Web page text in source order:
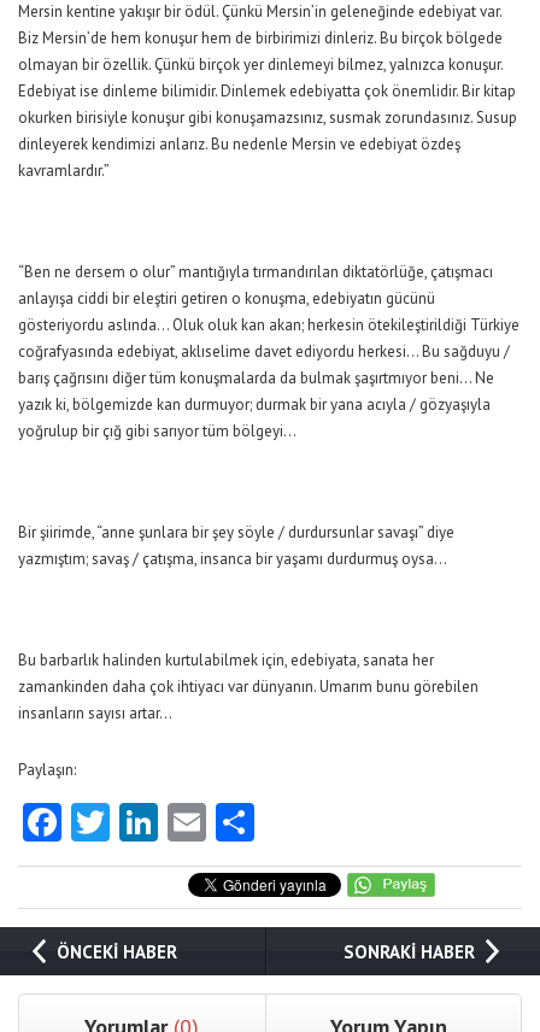
Mersin kentine yakışır bir ödül. Çünkü Mersin’in geleneğinde edebiyat var.
Biz Mersin’de hem konuşur hem de birbirimizi dinleriz. Bu birçok bölgede
olmayan bir özellik. Çünkü birçok yer dinlemeyi bilmez, yalnızca konuşur.
Edebiyat ise dinleme bilimidir. Dinlemek edebiyatta çok önemlidir. Bir kitap
okurken birisiyle konuşur gibi konuşamazsınız, susmak zorundasınız. Susup
dinleyerek kendimizi anlarız. Bu nedenle Mersin ve edebiyat özdeş
kavramlardır.”
“Ben ne dersem o olur” mantığıyla tırmandırılan diktatörlüğe, çatışmacı
anlayışa ciddi bir eleştiri getiren o konuşma, edebiyatın gücünü
gösteriyordu aslında… Oluk oluk kan akan; herkesin ötekileştirildiği Türkiye
coğrafyasında edebiyat, aklıselime davet ediyordu herkesi… Bu sağduyu /
barış çağrısını diğer tüm konuşmalarda da bulmak şaşırtmıyor beni… Ne
yazık ki, bölgemizde kan durmuyor; durmak bir yana acıyla / gözyaşıyla
yoğrulup bir çığ gibi sarıyor tüm bölgeyi…
Bir şiirimde, “anne şunlara bir şey söyle / durdursunlar savaşı” diye
yazmıştım; savaş / çatışma, insanca bir yaşamı durdurmuş oysa…
Bu barbarlık halinden kurtulabilmek için, edebiyata, sanata her
zamankinden daha çok ihtiyacı var dünyanın. Umarım bunu görebilen
insanların sayısı artar…
Paylaşın:
Facebook
Twitter
LinkedIn
Email
ÖNCEKİ HABER SONRAKİ HABER